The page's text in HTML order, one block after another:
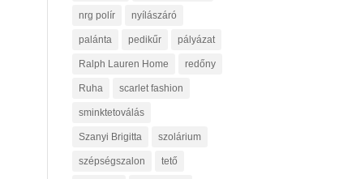
nrg polír nyílászáró
palánta pedikűr pályázat
Ralph Lauren Home redőny
Ruha scarlet fashion
sminktetoválás
Szanyi Brigitta szolárium
szépségszalon tető